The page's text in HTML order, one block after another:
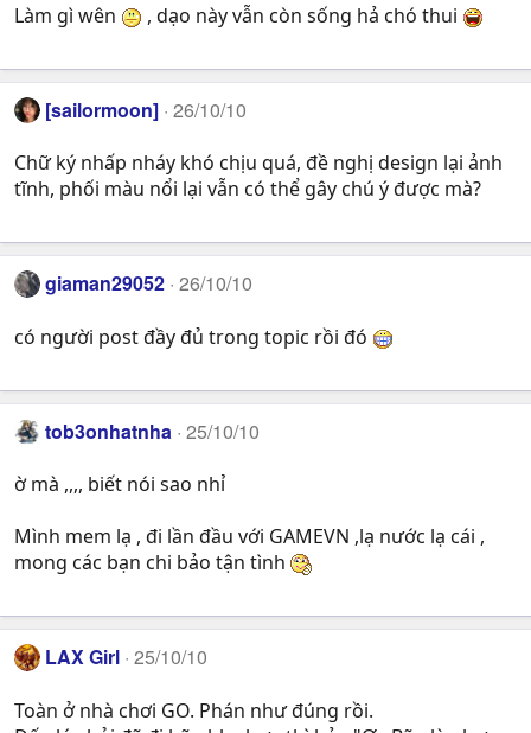
Làm gì wên , dạo này vẫn còn sống hả chó thui
[sailormoon] 26/10/10
Chữ ký nhấp nháy khó chịu quá, đề nghị design lại ảnh
tĩnh, phối màu nổi lại vẫn có thể gây chú ý được mà?
giaman29052 26/10/10
có người post đầy đủ trong topic rồi đó
tob3onhatnha 25/10/10
ờ mà ,,,, biết nói sao nhỉ
Mình mem lạ , đi lần đầu với GAMEVN ,lạ nước lạ cái ,
mong các bạn chi bảo tận tình
LAX Girl 25/10/10
Toàn ở nhà chơi GO. Phán như đúng rồi.